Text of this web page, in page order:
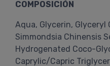
COMPOSICIÓN
Aqua, Glycerin, Glyceryl
Simmondsia Chinensis
Hydrogenated Coco-
Caprylic/Capric